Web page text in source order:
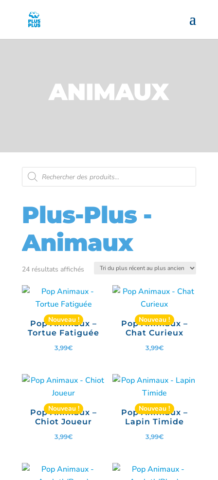
ANIMAUX
Recherche
de
produits
Plus-Plus -
Animaux
24 résultats affichésTrié
plus
au
Nouveau !
Pop Animaux –
Tortue Fatiguée
3,99€
Nouveau !
Pop Animaux –
Chat Curieux
3,99€
Nouveau !
Pop Animaux –
Chiot Joueur
3,99€
Nouveau !
Pop Animaux –
Lapin Timide
3,99€